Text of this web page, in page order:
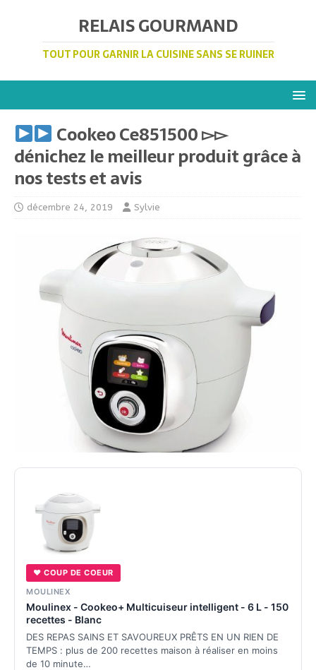
RELAIS GOURMAND
TOUT POUR GARNIR LA CUISINE SANS SE RUINER
Cookeo Ce851500 ▻▻
dénichez le meilleur produit grâce à
nos tests et avis
décembre 24, 2019 Sylvie
♥ COUP DE COEUR
MOULINEX
Moulinex - Cookeo+ Multicuiseur intelligent - 6 L - 150
recettes - Blanc
DES REPAS SAINS ET SAVOUREUX PRÊTS EN UN RIEN DE
TEMPS : plus de 200 recettes maison à réaliser en moins
de 10 minute…